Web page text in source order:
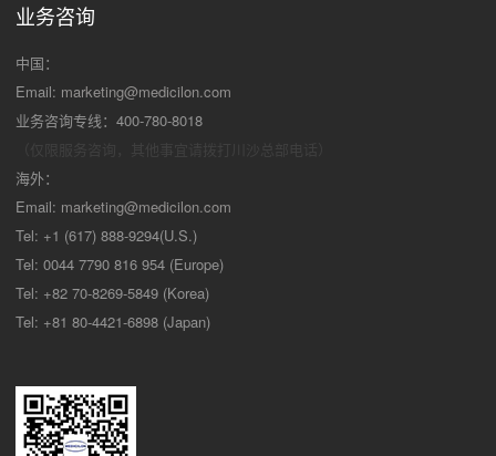
业务咨询
中国：
Email: marketing@medicilon.com
业务咨询专线：400-780-8018
海外：
Email: marketing@medicilon.com
Tel: +1 (617) 888-9294(U.S.)
Tel: 0044 7790 816 954 (Europe)
Tel: +82 70-8269-5849 (Korea)
Tel: +81 80-4421-6898 (Japan)